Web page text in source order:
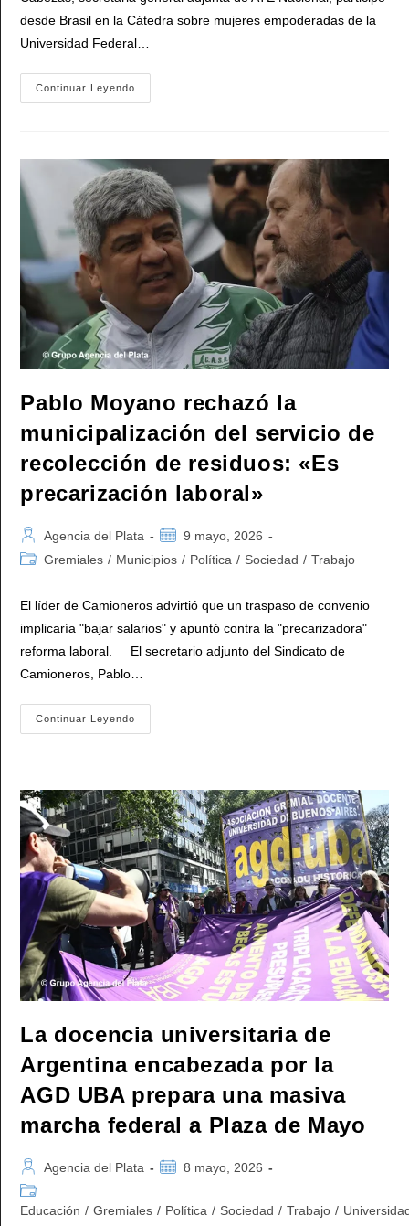
desde Brasil en la Cátedra sobre mujeres empoderadas de la
Universidad Federal…
Continuar Leyendo
Cabezas:
Lula
En
Brasil
Es
Casi
Tan
Importante
Como
Que
Se
Vaya
Milei
Que
Surja
Un
Nuevo
En
Argentina»
Pablo Moyano rechazó la
municipalización del servicio de
recolección de residuos: «Es
precarización laboral»
Autor
de
Agencia del Plata
Publicación
de
9 mayo, 2026
Categoría
Gremiales / Municipios / Política / Sociedad / Trabajo
El líder de Camioneros advirtió que un traspaso de convenio
implicaría "bajar salarios" y apuntó contra la "precarizadora"
reforma laboral. El secretario adjunto del Sindicato de
Camioneros, Pablo…
Continuar Leyendo
Moyano
Servicio
De
Recolección
De
Residuos:
«Es
Precarización
Laboral»
La docencia universitaria de
Argentina encabezada por la
AGD UBA prepara una masiva
marcha federal a Plaza de Mayo
Autor
de
la
Agencia del Plata
Publicación
la
8 mayo, 2026
Categoría
de
Educación / Gremiales / Política / Sociedad / Trabajo /